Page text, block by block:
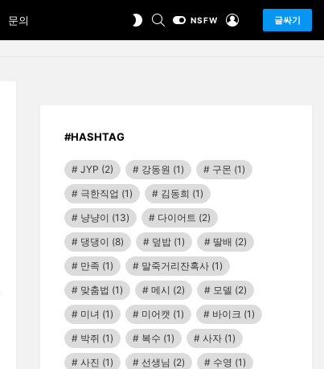
문의
SWITCHSEARCHNSFW 글싸기
#HASHTAG
JYP (2) 강동원 (1) 구몬 (1)
극한직업 (1) 김동희 (1)
냥냥이 (13) 다이어트 (2)
댕댕이 (8) 덮밥 (1) 딸배 (2)
만족 (1) 말죽거리잔혹사 (1)
맞춤법 (1) 메시 (2) 모델 (2)
미녀 (1) 미어캣 (1) 바이크 (1)
박쥐 (1) 복수 (1) 사자 (1)
사진 (1) 선생님 (2) 수영 (1)